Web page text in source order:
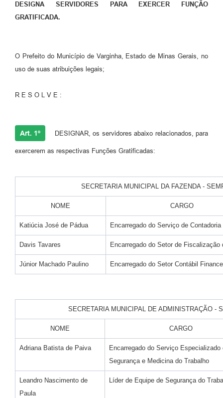
DESIGNA SERVIDORES PARA EXERCER FUNÇÃO
GRATIFICADA.
O Prefeito do Município de Varginha, Estado de Minas Gerais, no
uso de suas atribuições legais;
R E S O L V E :
Art. 1º DESIGNAR, os servidores abaixo relacionados, para
exercerem as respectivas Funções Gratificadas:
SECRETARIA MUNICIPAL DA FAZENDA -
NOME CARGO
Katiúcia José de Pádua Encarregado do Serviço de Contadoria
Davis Tavares Encarregado do Setor de Fiscalização
Júnior Machado Paulino Encarregado do Setor Contábil
SECRETARIA MUNICIPAL DE ADMINISTRAÇÃO -
NOME CARGO
Adriana Batista de Paiva
Encarregado do Serviço Especializado
Segurança e Medicina do Trabalho
Leandro Nascimento de
Paula
Líder de Equipe de Segurança do